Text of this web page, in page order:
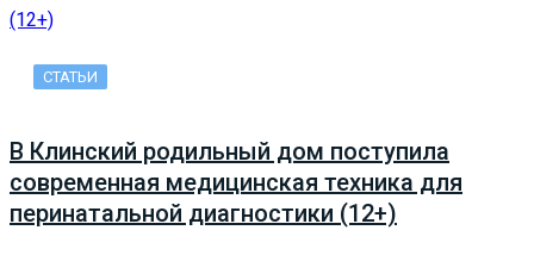
СТАТЬИ
В Клинский родильный дом поступила
современная медицинская техника для
перинатальной диагностики (12+)